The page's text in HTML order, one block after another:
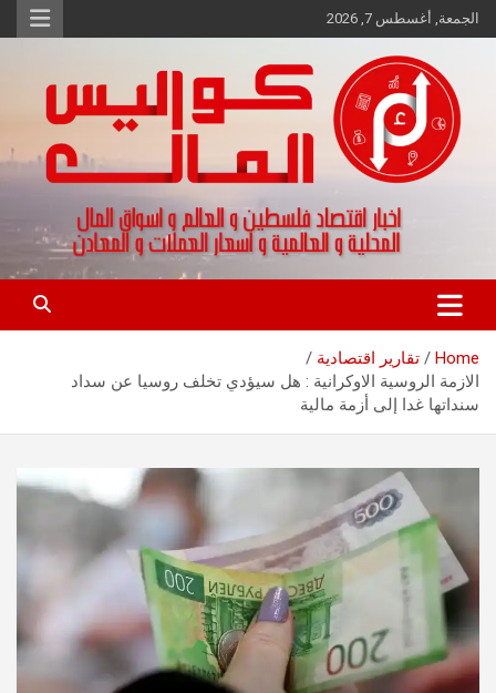
Skip
to
الجمعة, أغسطس 7, 2026
كواليس المال
اخبار اقتصاد فلسطين و العالم و تقارير اسواق المال و العملات
Home
تقارير اقتصادية
الازمة الروسية الاوكرانية : هل سيؤدي تخلف روسيا عن سداد
سنداتها غدا إلى أزمة مالية